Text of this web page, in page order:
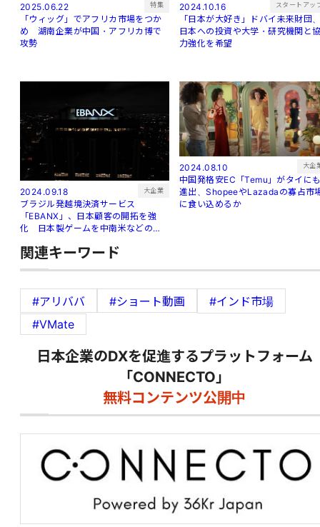
2025.06.22 特集
「ウィッグ」でアフリカ市場をつか
め 湖南企業が中国・アフリカ博で
攻勢
2024.10.16 スタートアッ
「日本が大好き」ドバイ未来財団
日本への投資や大学・研究機関と
力強化を希望
2024.09.18 大企業
ブラジル発越境決済サービス
「EBANX」、日本顧客の開拓を強
化 日本製ゲームを中南米などの新
2024.08.10 大企
中国発格安EC「Temu」がタイに
進出、ShopeeやLazadaの寡占市
に食い込めるか
関連キーワード
#アリババ #ショート動画
#インド市場
#VMate
日本企業のDXを促進するプラットフォーム
「CONNECTO」
無料コンテンツ公開中